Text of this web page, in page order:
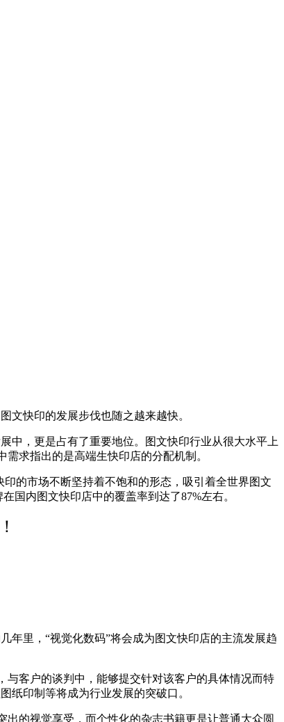
快印的发展步伐也随之越来越快。
，更是占有了重要地位。图文快印行业从很大水平上
求指出的是高端生快印店的分配机制。
的市场不断坚持着不饱和的形态，吸引着全世界图文
国内图文快印店中的覆盖率到达了87%左右。
里，“视觉化数码”将会成为图文快印店的主流发展趋
与客户的谈判中，能够提交针对该客户的具体情况而特
纸印制等将成为行业发展的突破口。
的视觉享受，而个性化的杂志书籍更是让普通大众圆